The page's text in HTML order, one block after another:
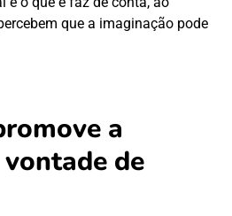
que a imaginação pode
a
de